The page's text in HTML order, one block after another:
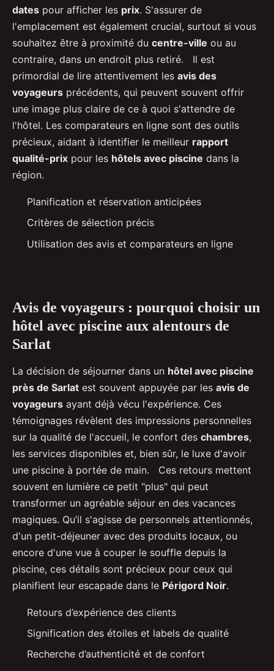
dates pour afficher les prix. S'assurer de
l'emplacement est également crucial, surtout si vous
souhaitez être à proximité du centre-ville ou au
contraire, dans un endroit plus retiré. Il est
primordial de lire attentivement les avis des
voyageurs précédents, qui peuvent souvent offrir
une image plus claire de ce à quoi s'attendre de
l'hôtel. Les comparateurs en ligne sont des outils
précieux, aidant à identifier le meilleur rapport
qualité-prix pour les hôtels avec piscine dans la
région.
Planification et réservation anticipées
Critères de sélection précis
Utilisation des avis et comparateurs en ligne
Avis de voyageurs : pourquoi choisir un
hôtel avec piscine aux alentours de
Sarlat
La décision de séjourner dans un hôtel avec piscine
près de Sarlat est souvent appuyée par les avis de
voyageurs ayant déjà vécu l'expérience. Ces
témoignages révèlent des impressions personnelles
sur la qualité de l'accueil, le confort des chambres,
les services disponibles et, bien sûr, le luxe d'avoir
une piscine à portée de main. Ces retours mettent
souvent en lumière ce petit "plus" qui peut
transformer un agréable séjour en des vacances
magiques. Qu’il s'agisse de personnels attentionnés,
d'un petit-déjeuner avec des produits locaux, ou
encore d'une vue à couper le souffle depuis la
piscine, ces détails sont précieux pour ceux qui
planifient leur escapade dans le Périgord Noir.
Retours d’expérience des clients
Signification des étoiles et labels de qualité
Recherche d’authenticité et de confort